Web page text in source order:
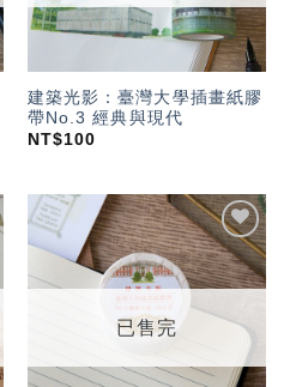
建築光影：臺灣大學插畫紙膠
帶No.3 經典與現代
NT$100
加入
「願
望輕
已售完